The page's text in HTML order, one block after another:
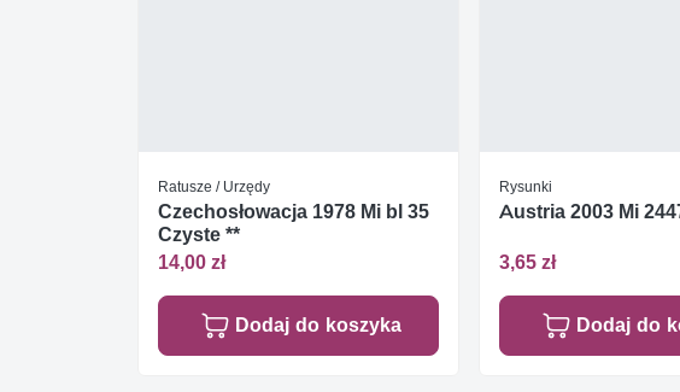
Ratusze / Urzędy
Czechosłowacja 1978 Mi bl 35
Czyste **
14,00 zł
Dodaj do koszyka
Rysunki
Austria 2003 Mi
3,65 zł
Dodaj do